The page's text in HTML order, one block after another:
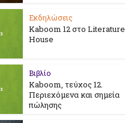
Εκδηλώσεις
Kaboom 12 στο Literature
House
Βιβλίο
Kaboom, τεύχος 12.
Περιεχόμενα και σημεία
πώλησης